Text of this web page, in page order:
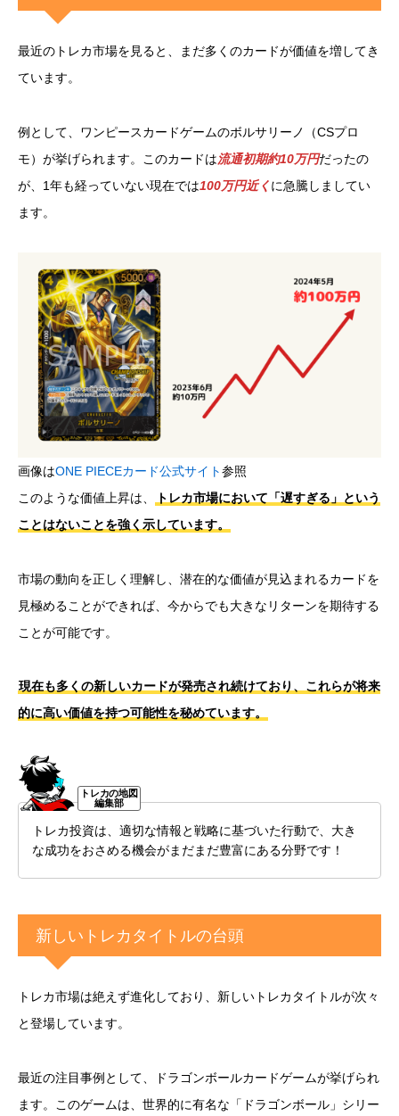
最近のトレカ市場を見ると、まだ多くのカードが価値を増してき
ています。
例として、ワンピースカードゲームのボルサリーノ（CSプロ
モ）が挙げられます。このカードは流通初期約10万円だったの
が、1年も経っていない現在では100万円近くに急騰しましてい
ます。
画像はONE PIECEカード公式サイト参照
このような価値上昇は、
トレカ市場において「遅すぎる」という
ことはないことを強く示しています。
市場の動向を正しく理解し、潜在的な価値が見込まれるカードを
見極めることができれば、今からでも大きなリターンを期待する
ことが可能です。
現在も多くの新しいカードが発売され続けており、これらが将来
的に高い価値を持つ可能性を秘めています。
トレカ投資は、適切な情報と戦略に基づいた行動で、大き
な成功をおさめる機会がまだまだ豊富にある分野です！
新しいトレカタイトルの台頭
トレカ市場は絶えず進化しており、新しいトレカタイトルが次々
と登場しています。
最近の注目事例として、ドラゴンボールカードゲームが挙げられ
ます。このゲームは、世界的に有名な「ドラゴンボール」シリー